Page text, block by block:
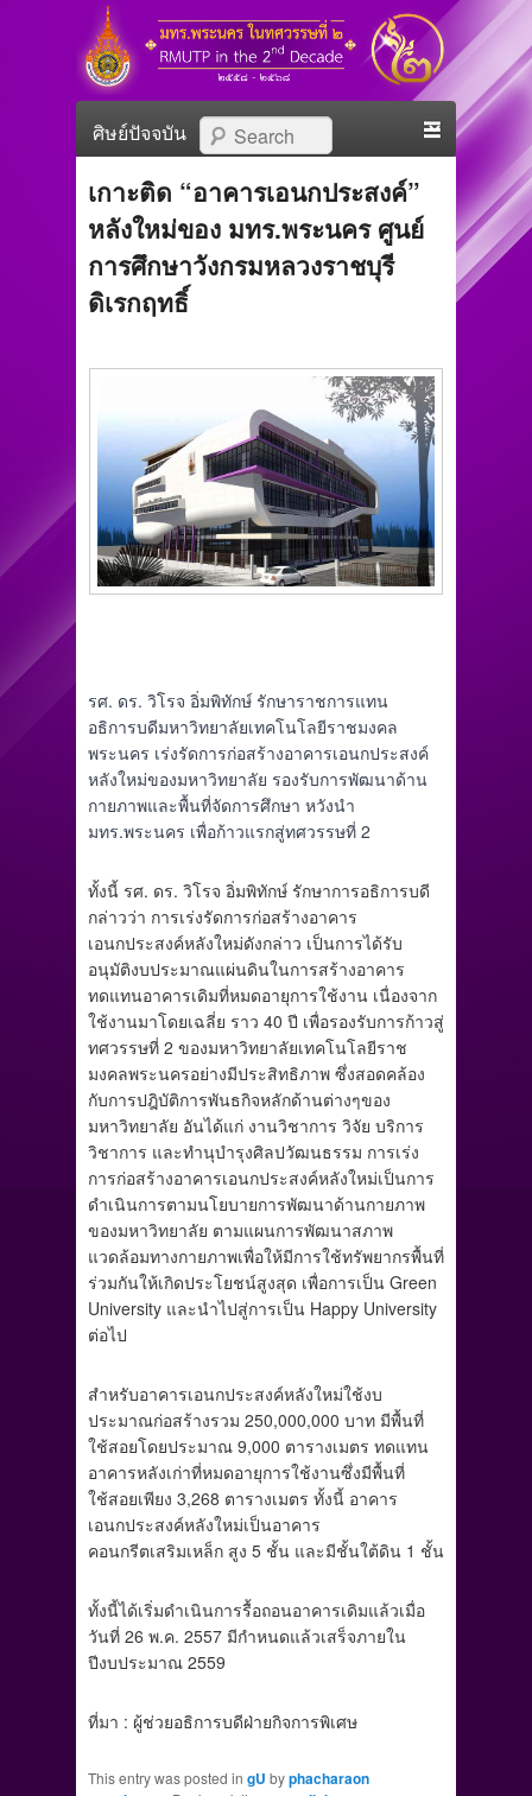
มทร.พระนคร ในทศวรรษที่
๒
RMUTP in The 2nd Decade
Search
Skip to primary content
Skip to secondary content
เกาะติด “อาคารเอนกประสงค์”
หลังใหม่ของ มทร.พระนคร ศูนย์
การศึกษาวังกรมหลวงราชบุรี
ดิเรกฤทธิ์
รศ. ดร. วิโรจ อิ่มพิทักษ์ รักษาราชการแทน
อธิการบดีมหาวิทยาลัยเทคโนโลยีราชมงคล
พระนคร เร่งรัดการก่อสร้างอาคารเอนกประสงค์
หลังใหม่ของมหาวิทยาลัย รองรับการพัฒนาด้าน
กายภาพและพื้นที่จัดการศึกษา หวังนำ
มทร.พระนคร เพื่อก้าวแรกสู่ทศวรรษที่ 2
ทั้งนี้ รศ. ดร. วิโรจ อิ่มพิทักษ์ รักษาการอธิการบดี
กล่าวว่า การเร่งรัดการก่อสร้างอาคาร
เอนกประสงค์หลังใหม่ดังกล่าว เป็นการได้รับ
อนุมัติงบประมาณแผ่นดินในการสร้างอาคาร
ทดแทนอาคารเดิมที่หมดอายุการใช้งาน เนื่องจาก
ใช้งานมาโดยเฉลี่ย ราว 40 ปี เพื่อรองรับการก้าวสู่
ทศวรรษที่ 2 ของมหาวิทยาลัยเทคโนโลยีราช
มงคลพระนครอย่างมีประสิทธิภาพ ซึ่งสอดคล้อง
กับการปฎิบัติการพันธกิจหลักด้านต่างๆของ
มหาวิทยาลัย อันได้แก่ งานวิชาการ วิจัย บริการ
วิชาการ และทำนุบำรุงศิลปวัฒนธรรม การเร่ง
การก่อสร้างอาคารเอนกประสงค์หลังใหม่เป็นการ
ดำเนินการตามนโยบายการพัฒนาด้านกายภาพ
ของมหาวิทยาลัย ตามแผนการพัฒนาสภาพ
แวดล้อมทางกายภาพเพื่อให้มีการใช้ทรัพยากรพื้นที่
ร่วมกันให้เกิดประโยชน์สูงสุด เพื่อการเป็น Green
University และนำไปสู่การเป็น Happy University
ต่อไป
สำหรับอาคารเอนกประสงค์หลังใหม่ใช้งบ
ประมาณก่อสร้างรวม 250,000,000 บาท มีพื้นที่
ใช้สอยโดยประมาณ 9,000 ตารางเมตร ทดแทน
อาคารหลังเก่าที่หมดอายุการใช้งานซึ่งมีพื้นที่
ใช้สอยเพียง 3,268 ตารางเมตร ทั้งนี้ อาคาร
เอนกประสงค์หลังใหม่เป็นอาคาร
คอนกรีตเสริมเหล็ก สูง 5 ชั้น และมีชั้นใต้ดิน 1 ชั้น
ทั้งนี้ได้เริ่มดำเนินการรื้อถอนอาคารเดิมแล้วเมื่อ
วันที่ 26 พ.ค. 2557 มีกำหนดแล้วเสร็จภายใน
ปีงบประมาณ 2559
ที่มา : ผู้ช่วยอธิการบดีฝ่ายกิจการพิเศษ
This entry was posted in gU byphacharaon